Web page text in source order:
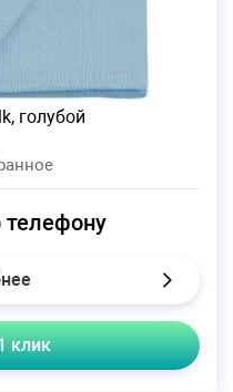
голубой
телефону
клик